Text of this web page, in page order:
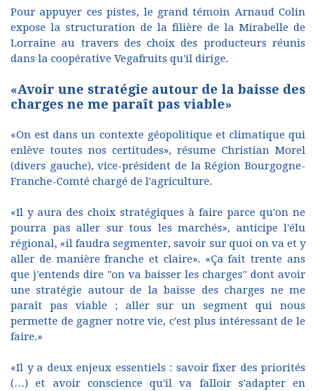
Pour appuyer ces pistes, le grand témoin Arnaud Colin
expose la structuration de la filière de la Mirabelle de
Lorraine au travers des choix des producteurs réunis
dans la coopérative Vegafruits qu'il dirige.
«Avoir une stratégie autour de la baisse des
charges ne me paraît pas viable»
«On est dans un contexte géopolitique et climatique qui
enlève toutes nos certitudes», résume Christian Morel
(divers gauche), vice-président de la Région Bourgogne-
Franche-Comté chargé de l'agriculture.
«Il y aura des choix stratégiques à faire parce qu'on ne
pourra pas aller sur tous les marchés», anticipe l'élu
régional, «il faudra segmenter, savoir sur quoi on va et y
aller de manière franche et claire». «Ça fait trente ans
que j'entends dire ''on va baisser les charges'' dont avoir
une stratégie autour de la baisse des charges ne me
paraît pas viable ; aller sur un segment qui nous
permette de gagner notre vie, c'est plus intéressant de le
faire.»
«Il y a deux enjeux essentiels : savoir fixer des priorités
(…) et avoir conscience qu'il va falloir s'adapter en